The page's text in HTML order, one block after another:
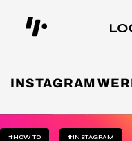
INSTAGRAM
#HOW TO #INSTAGRAM